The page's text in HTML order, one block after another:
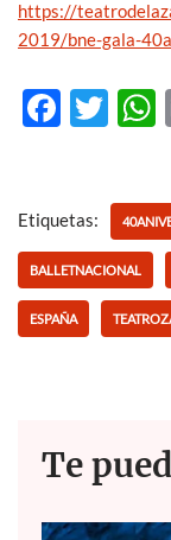
https://
2019/bne-gala-
F
b
o
o
k
T
er s
Etiquetas:
BALLETNACIONAL
ESPAÑA
Te